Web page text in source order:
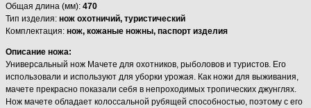
Общая длина (мм): 470
Тип изделия: нож охотничий, туристический
Комплектация: нож, кожаные ножны, паспорт изделия
Описание ножа:
Универсальный нож Мачете для охотников, рыболовов и туристов. Его
использовали и используют для уборки урожая. Как ножи для выживания,
мачете прекрасно показали себя в непроходимых тропических джунглях.
Нож мачете обладает колоссальной рубящей способностью, поэтому с его